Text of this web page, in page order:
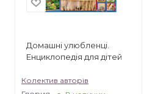
Домашні улюбленці.
Енциклопедія для дітей
Колектив авторів